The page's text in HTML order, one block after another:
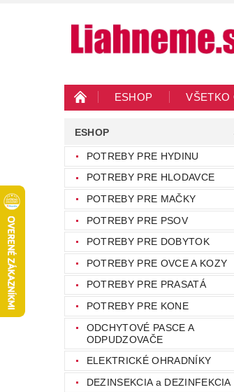
ESHOP VŠETKO
ESHOP
POTREBY PRE HYDINU
POTREBY PRE HLODAVCE
POTREBY PRE MAČKY
POTREBY PRE PSOV
POTREBY PRE DOBYTOK
POTREBY PRE OVCE A KOZY
POTREBY PRE PRASATÁ
POTREBY PRE KONE
ODCHYTOVÉ PASCE A
ODPUDZOVAČE
ELEKTRICKÉ OHRADNÍKY
DEZINSEKCIA a DEZINFEKCIA